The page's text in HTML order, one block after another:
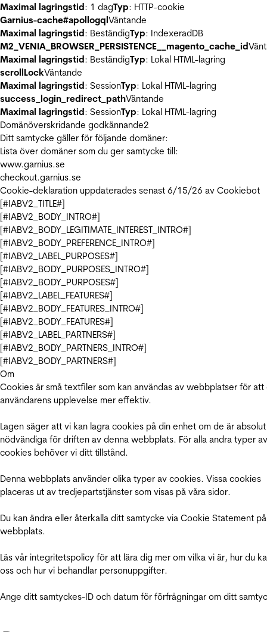
Maximal lagringstid: 1 dagTyp: HTTP-cookie
Garnius-cache#apollogqlVäntande
Maximal lagringstid: BeständigTyp: IndexeradDB
M2_VENIA_BROWSER_PERSISTENCE__magento_cache_id
Maximal lagringstid: BeständigTyp: Lokal HTML-lagring
scrollLockVäntande
Maximal lagringstid: SessionTyp: Lokal HTML-lagring
success_login_redirect_pathVäntande
Maximal lagringstid: SessionTyp: Lokal HTML-lagring
Domänöverskridande godkännande2
Ditt samtycke gäller för följande domäner:
Lista över domäner som du ger samtycke till:
www.garnius.se
checkout.garnius.se
Cookie-deklaration uppdaterades senast 6/15/26 av Cookiebot
[#IABV2_TITLE#]
[#IABV2_BODY_INTRO#]
[#IABV2_BODY_LEGITIMATE_INTEREST_INTRO#]
[#IABV2_BODY_PREFERENCE_INTRO#]
[#IABV2_LABEL_PURPOSES#]
[#IABV2_BODY_PURPOSES_INTRO#]
[#IABV2_BODY_PURPOSES#]
[#IABV2_LABEL_FEATURES#]
[#IABV2_BODY_FEATURES_INTRO#]
[#IABV2_BODY_FEATURES#]
[#IABV2_LABEL_PARTNERS#]
[#IABV2_BODY_PARTNERS_INTRO#]
[#IABV2_BODY_PARTNERS#]
Om
Cookies är små textfiler som kan användas av webbplatser för att
användarens upplevelse mer effektiv.
Lagen säger att vi kan lagra cookies på din enhet om de är absolut
nödvändiga för driften av denna webbplats. För alla andra typer av
cookies behöver vi ditt tillstånd.
Denna webbplats använder olika typer av cookies. Vissa cookies
placeras ut av tredjepartstjänster som visas på våra sidor.
Du kan ändra eller återkalla ditt samtycke via Cookie Statement
webbplats.
Läs vår integritetspolicy för att lära dig mer om vilka vi är, hur du
oss och hur vi behandlar personuppgifter.
Ange ditt samtyckes-ID och datum för förfrågningar om ditt